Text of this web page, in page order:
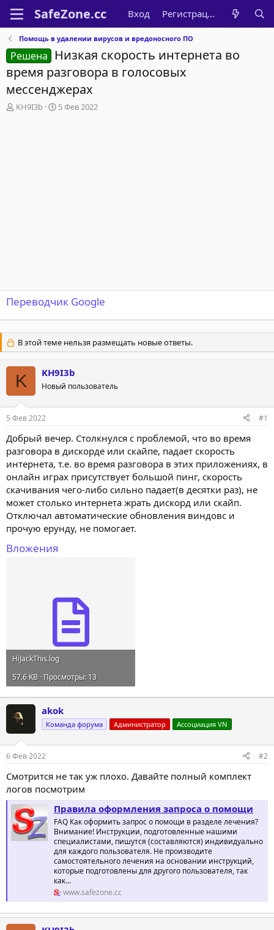
Вход Регистрация
Помощь в удалении вирусов и вредоносного ПО
Решена
Низкая скорость интернета во
время разговора в голосовых
мессенджерах
А
KH9I3b
Д
5 Фев 2022
Переводчик Google
В этой теме нельзя размещать новые ответы.
K KH9I3b
Новый пользователь
5 Фев 2022 #1
Добрый вечер. Столкнулся с проблемой, что во время
разговора в дискорде или скайпе, падает скорость
интернета, т.е. во время разговора в этих приложениях, в
онлайн играх присутствует большой пинг, скорость
скачивания чего-либо сильно падает(в десятки раз), не
может столько интернета жрать дискорд или скайп.
Отключал автоматические обновления виндовс и
прочую ерунду, не помогает.
Вложения
HiJackThis.log
57.6 KB · Просмотры: 13
akok
Команда форума Администратор Ассоциация VN
6 Фев 2022 #2
Смотрится не так уж плохо. Давайте полный комплект
логов посмотрим
Правила оформления запроса о помощи
FAQ Как оформить запрос о помощи в разделе лечения?
Внимание! Инструкции, подготовленные нашими
специалистами, пишутся (составляются) индивидуально
для каждого пользователя. Не производите
самостоятельного лечения на основании инструкций,
которые подготовлены для другого пользователя, так
как...
www.safezone.cc